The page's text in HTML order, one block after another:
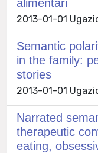
alimentari
2013-01-01
Semantic
in the family:
stories
2013-01-01
Narrated
therapeutic
eating,